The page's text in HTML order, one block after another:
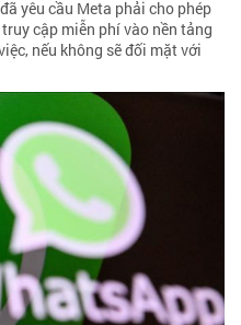
yêu cầu Meta phải cho phép
cập miễn phí vào nền tảng
nếu không sẽ đối mặt với